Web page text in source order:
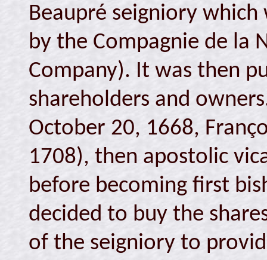
Beaupré seigniory
by the Compagnie de la
Company). It was then
shareholders and
October 20, 1668,
1708), then apostolic
before becoming first
decided to buy the
of the seigniory to